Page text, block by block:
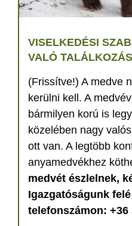
VISELKEDÉSI
VALÓ
(Frissítve!) A medve
kerülni kell. A
bármilyen korú is
közelében nagy
ott van. A legtöbb
anyamedvékhez
medvét észlelnek,
Igazgatóságunk
telefonszámon: +36